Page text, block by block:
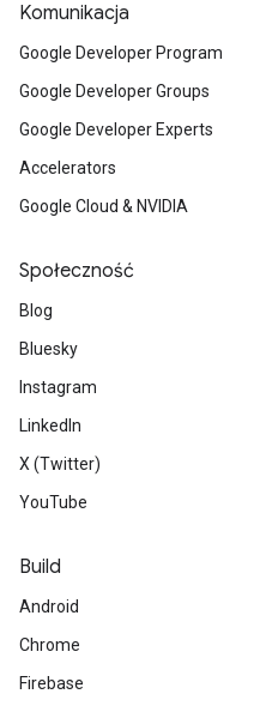
Komunikacja
Google Developer Program
Google Developer Groups
Google Developer Experts
Accelerators
Google Cloud & NVIDIA
Społeczność
Blog
Bluesky
Instagram
LinkedIn
X (Twitter)
YouTube
Build
Android
Chrome
Firebase